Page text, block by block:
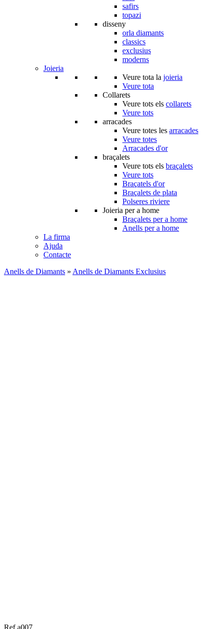
safirs
topazi
disseny
orla diamants
classics
exclusius
moderns
Joieria
Veure tota la joieria
Veure tota
Collarets
Veure tots els collarets
Veure tots
arracades
Veure totes les arracades
Veure totes
Arracades d'or
braçalets
Veure tots els braçalets
Veure tots
Braçatels d'or
Braçalets de plata
Polseres riviere
Joieria per a home
Braçalets per a home
Anells per a home
La firma
Ajuda
Contacte
Anells de Diamants » Anells de Diamants Exclusius
Ref a007